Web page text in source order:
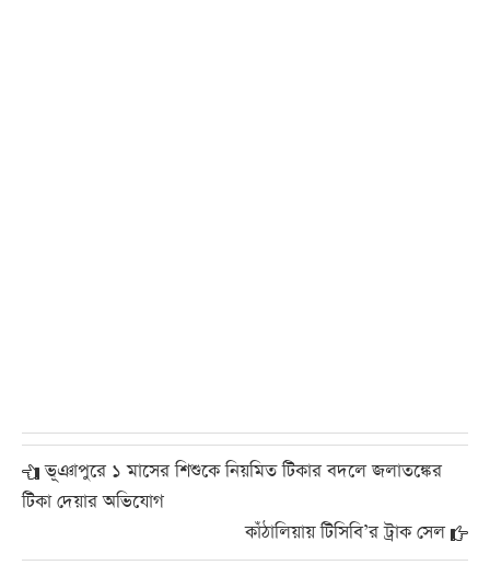
ভূঞাপুরে ১ মাসের শিশুকে নিয়মিত টিকার বদলে জলাতঙ্কের
টিকা দেয়ার অভিযোগ
কাঁঠালিয়ায় টিসিবি’র ট্রাক সেল